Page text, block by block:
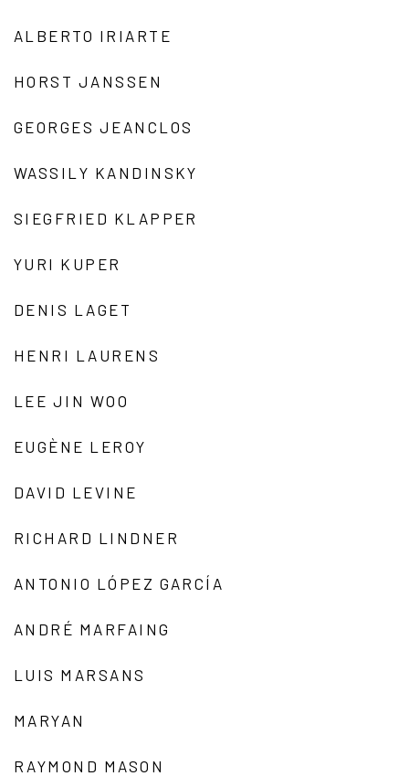
ALBERTO IRIARTE
HORST JANSSEN
GEORGES JEANCLOS
WASSILY KANDINSKY
SIEGFRIED KLAPPER
YURI KUPER
DENIS LAGET
HENRI LAURENS
LEE JIN WOO
EUGÈNE LEROY
DAVID LEVINE
RICHARD LINDNER
ANTONIO LÓPEZ GARCÍA
ANDRÉ MARFAING
LUIS MARSANS
MARYAN
RAYMOND MASON